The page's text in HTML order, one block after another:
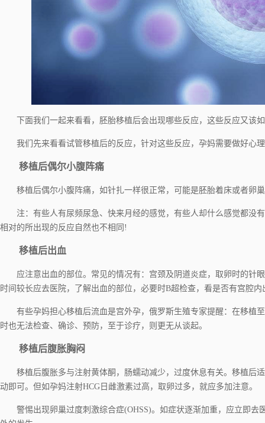
下面我们一起来看看，胚胎移植后会出现哪些反应，这些反应又该
我们先来看看试管移植后的反应，针对这些反应，孕妈需要做好心
移植后偶尔小腹阵痛
移植后偶尔小腹阵痛，如针扎一样很正常，可能是胚胎着床或者卵
注：有些人有尿频尿急、快来月经的感觉，有些人却什么感觉都没
相对的所出现的反应自然也不相同!
移植后出血
应注意出血的部位。常见的情况有：宫颈及阴道炎症，取卵时的针
时间较长应去医院，了解出血的部位，必要时B超检查，看是否有宫腔内
有些孕妈担心移植后流血是宫外孕，俄罗斯生殖专家提醒：在移植
时也无法检查、确诊、预防，至于诊疗，则更无从谈起。
移植后腹胀胸闷
移植后腹胀多与注射黄体酮，肠蠕动减少，过度休息有关。移植后
动即可。但如孕妈注射HCG日雌激素过高，取卵过多，就应多加注意。
警惕出现卵巢过度刺激综合症(OHSS)。如症状逐渐加重，应立即去